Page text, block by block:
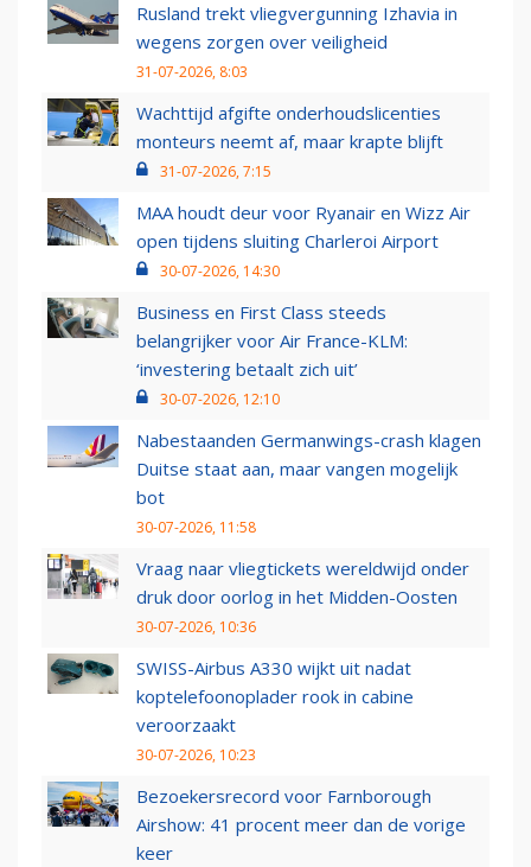
Rusland trekt vliegvergunning Izhavia in
wegens zorgen over veiligheid
31-07-2026, 8:03
Wachttijd afgifte onderhoudslicenties
monteurs neemt af, maar krapte blijft
31-07-2026, 7:15
MAA houdt deur voor Ryanair en Wizz Air
open tijdens sluiting Charleroi Airport
30-07-2026, 14:30
Business en First Class steeds
belangrijker voor Air France-KLM:
‘investering betaalt zich uit’
30-07-2026, 12:10
Nabestaanden Germanwings-crash klagen
Duitse staat aan, maar vangen mogelijk
bot
30-07-2026, 11:58
Vraag naar vliegtickets wereldwijd onder
druk door oorlog in het Midden-Oosten
30-07-2026, 10:36
SWISS-Airbus A330 wijkt uit nadat
koptelefoonoplader rook in cabine
veroorzaakt
30-07-2026, 10:23
Bezoekersrecord voor Farnborough
Airshow: 41 procent meer dan de vorige
keer